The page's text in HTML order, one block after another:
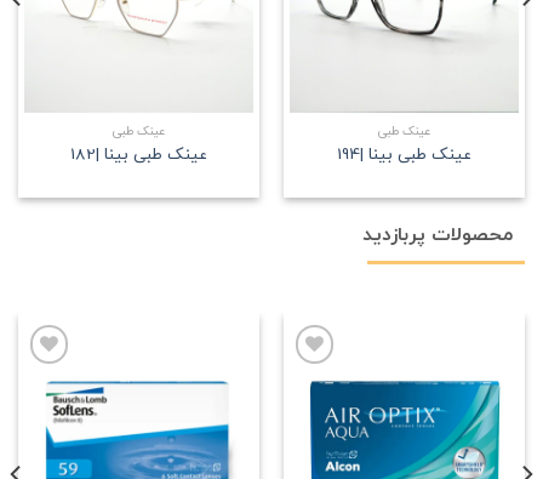
عینک طبی
عینک طبی بینا |194
عینک طبی
عینک طبی بینا |182
محصولات پربازدید
مندی
علاقه
مندی